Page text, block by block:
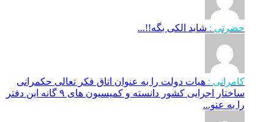
حضرتی : شاید الکی بگه!!...
کامرانی : هیات دولت را به عنوان اتاق فکر تعالی حکمرانی
ساختار اجرایی کشور دانسته و کمیسیون های ۹ گانه این دفتر
را به عنو...